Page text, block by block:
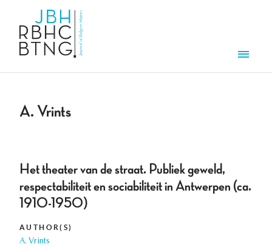
A. Vrints
Het theater van de straat. Publiek geweld,
respectabiliteit en sociabiliteit in Antwerpen (ca.
1910-1950)
AUTHOR(S)
A. Vrints